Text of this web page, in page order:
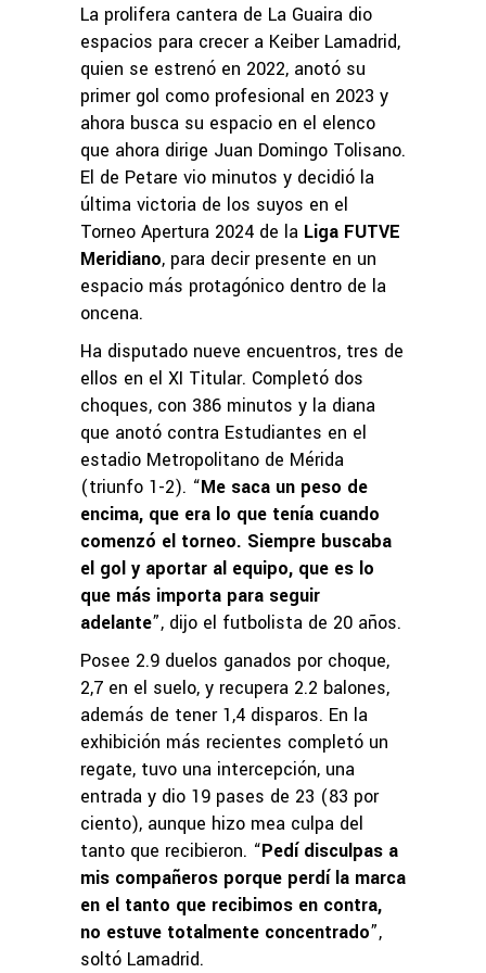
La prolifera cantera de La Guaira dio
espacios para crecer a Keiber Lamadrid,
quien se estrenó en 2022, anotó su
primer gol como profesional en 2023 y
ahora busca su espacio en el elenco
que ahora dirige Juan Domingo Tolisano.
El de Petare vio minutos y decidió la
última victoria de los suyos en el
Torneo Apertura 2024 de la Liga FUTVE
Meridiano, para decir presente en un
espacio más protagónico dentro de la
oncena.
Ha disputado nueve encuentros, tres de
ellos en el XI Titular. Completó dos
choques, con 386 minutos y la diana
que anotó contra Estudiantes en el
estadio Metropolitano de Mérida
(triunfo 1-2). “Me saca un peso de
encima, que era lo que tenía cuando
comenzó el torneo. Siempre buscaba
el gol y aportar al equipo, que es lo
que más importa para seguir
adelante”, dijo el futbolista de 20 años.
Posee 2.9 duelos ganados por choque,
2,7 en el suelo, y recupera 2.2 balones,
además de tener 1,4 disparos. En la
exhibición más recientes completó un
regate, tuvo una intercepción, una
entrada y dio 19 pases de 23 (83 por
ciento), aunque hizo mea culpa del
tanto que recibieron. “Pedí disculpas a
mis compañeros porque perdí la marca
en el tanto que recibimos en contra,
no estuve totalmente concentrado”,
soltó Lamadrid.